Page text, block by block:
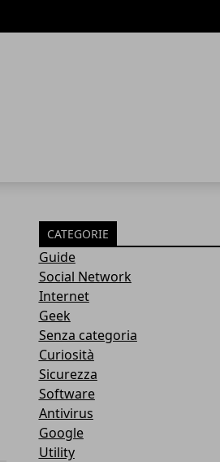
CATEGORIE
Guide
Social Network
Internet
Geek
Senza categoria
Curiosità
Sicurezza
Software
Antivirus
Google
Utility